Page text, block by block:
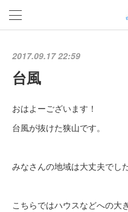
2017.09.17 22:59
台風
おはよーございます！
台風が抜けた狭山です。
みなさんの地域は大丈夫でし
こちらではハウスなどへの大